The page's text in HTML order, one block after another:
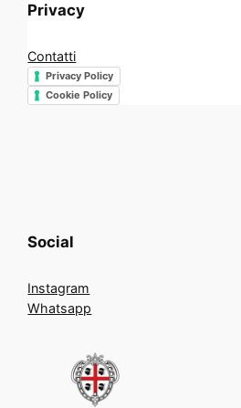
Privacy
Contatti
Privacy Policy
Cookie Policy
Social
Instagram
Whatsapp